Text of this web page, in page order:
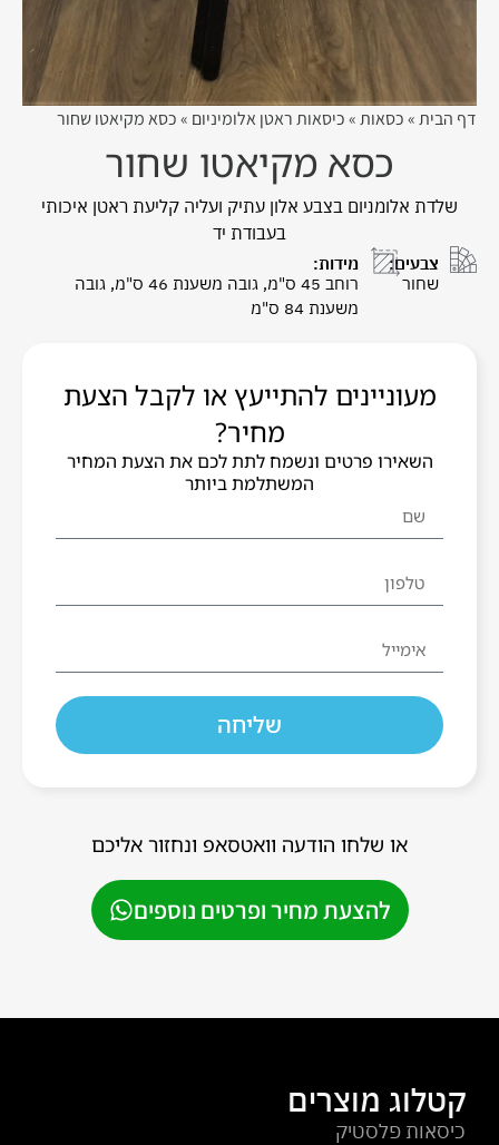
דף הבית»כסאות»כיסאות ראטן אלומיניום »כסא מקיאטו שחור
כסא מקיאטו שחור
שלדת אלומניום בצבע אלון עתיק ועליה קליעת ראטן איכותי
בעבודת יד
צבעים:
שחור
מידות:
רוחב 45 ס"מ, גובה משענת 46 ס"מ, גובה
משענת 84 ס"מ
מעוניינים להתייעץ או לקבל הצעת
מחיר?
השאירו פרטים ונשמח לתת לכם את הצעת המחיר
המשתלמת ביותר
שליחה
או שלחו הודעה וואטסאפ ונחזור אליכם
להצעת מחיר ופרטים נוספים
קטלוג מוצרים
כיסאות פלסטיק